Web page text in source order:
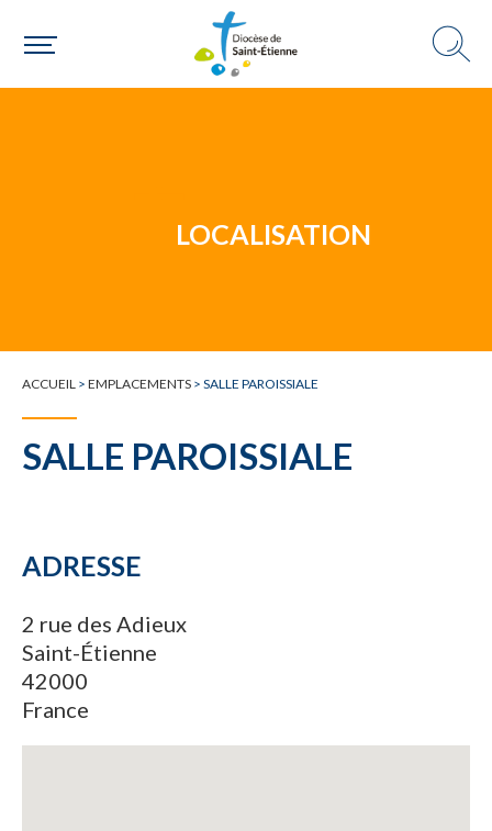
Un mouvement
LOCALISATION
ACCUEIL > EMPLACEMENTS > SALLE PAROISSIALE
SALLE PAROISSIALE
ADRESSE
2 rue des Adieux
Saint-Étienne
42000
France